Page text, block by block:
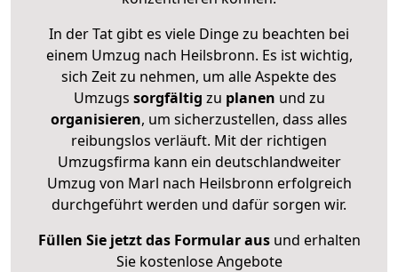
In der Tat gibt es viele Dinge zu beachten bei
einem Umzug nach Heilsbronn. Es ist wichtig,
sich Zeit zu nehmen, um alle Aspekte des
Umzugs sorgfältig zu planen und zu
organisieren, um sicherzustellen, dass alles
reibungslos verläuft. Mit der richtigen
Umzugsfirma kann ein deutschlandweiter
Umzug von Marl nach Heilsbronn erfolgreich
durchgeführt werden und dafür sorgen wir.
Füllen Sie jetzt das Formular ausund erhalten
Sie kostenlose Angebote